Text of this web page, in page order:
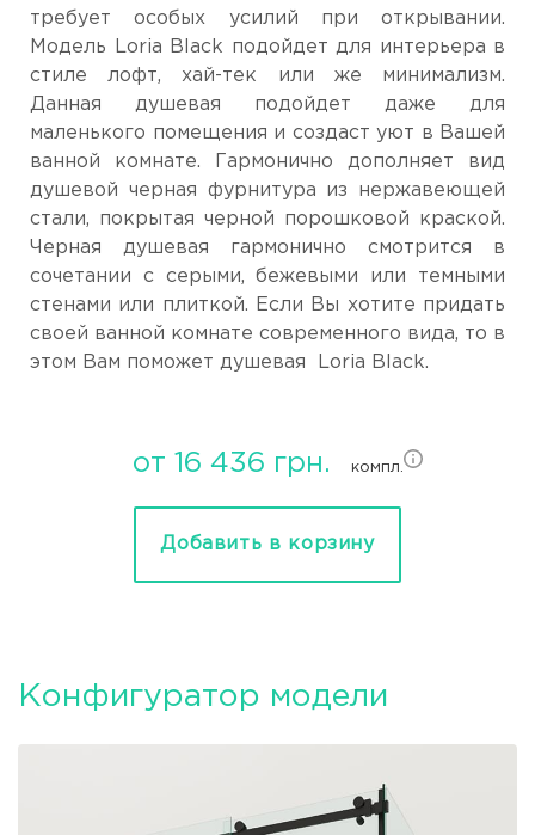
требует особых усилий при открывании.
Модель Loria Black подойдет для интерьера в
стиле лофт, хай-тек или же минимализм.
Данная душевая подойдет даже для
маленького помещения и создаст уют в Вашей
ванной комнате. Гармонично дополняет вид
душевой черная фурнитура из нержавеющей
стали, покрытая черной порошковой краской.
Черная душевая гармонично смотрится в
сочетании с серыми, бежевыми или темными
стенами или плиткой. Если Вы хотите придать
своей ванной комнате современного вида, то в
этом Вам поможет душевая Loria Black.
от 16 436 грн. компл.
Добавить в корзину
Конфигуратор модели